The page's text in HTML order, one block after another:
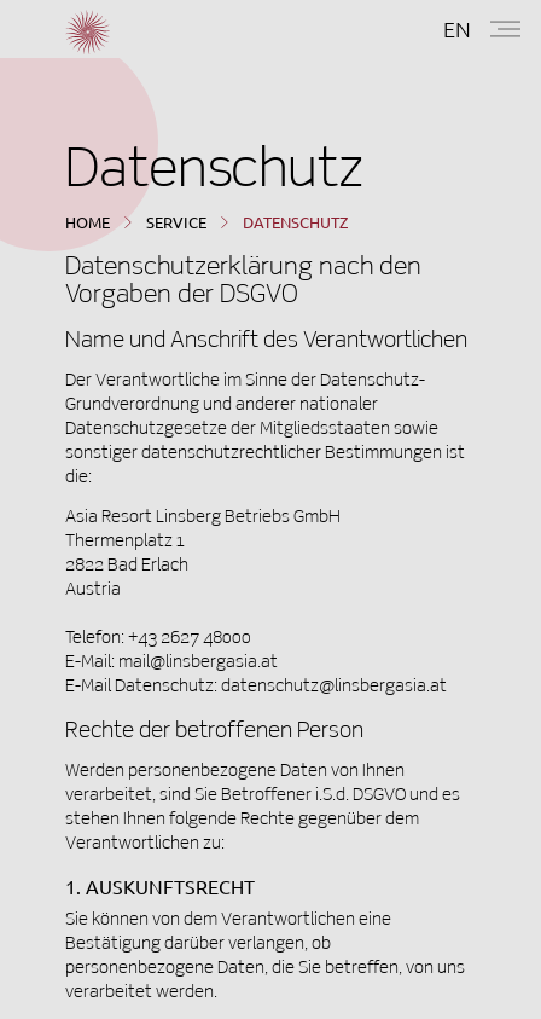
EN
Datenschutz
HOME SERVICE DATENSCHUTZ
Datenschutzerklärung nach den
Vorgaben der DSGVO
Name und Anschrift des Verantwortlichen
Der Verantwortliche im Sinne der Datenschutz-
Grundverordnung und anderer nationaler
Datenschutzgesetze der Mitgliedsstaaten sowie
sonstiger datenschutzrechtlicher Bestimmungen ist
die:
Asia Resort Linsberg Betriebs GmbH
Thermenplatz 1
2822 Bad Erlach
Austria
Telefon: +43 2627 48000
E-Mail: mail@linsbergasia.at
E-Mail Datenschutz: datenschutz@linsbergasia.at
Rechte der betroffenen Person
Werden personenbezogene Daten von Ihnen
verarbeitet, sind Sie Betroffener i.S.d. DSGVO und es
stehen Ihnen folgende Rechte gegenüber dem
Verantwortlichen zu:
1. AUSKUNFTSRECHT
Sie können von dem Verantwortlichen eine
Bestätigung darüber verlangen, ob
personenbezogene Daten, die Sie betreffen, von uns
verarbeitet werden.